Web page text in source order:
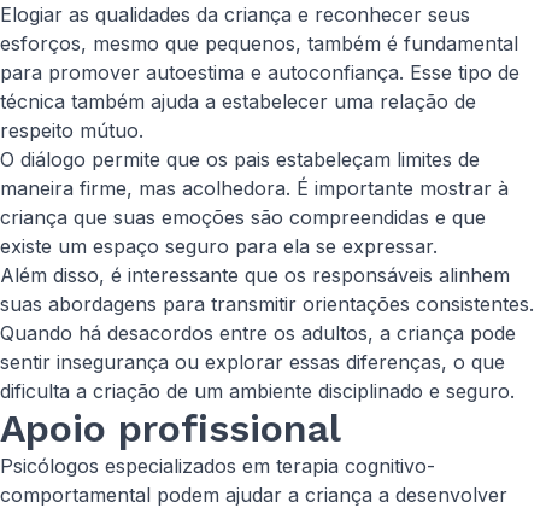
Elogiar as qualidades da criança e reconhecer seus
esforços, mesmo que pequenos, também é fundamental
para promover autoestima e autoconfiança. Esse tipo de
técnica também ajuda a estabelecer uma relação de
respeito mútuo.
O diálogo permite que os pais estabeleçam limites de
maneira firme, mas acolhedora. É importante mostrar à
criança que suas emoções são compreendidas e que
existe um espaço seguro para ela se expressar.
Além disso, é interessante que os responsáveis alinhem
suas abordagens para transmitir orientações consistentes.
Quando há desacordos entre os adultos, a criança pode
sentir insegurança ou explorar essas diferenças, o que
dificulta a criação de um ambiente disciplinado e seguro.
Apoio profissional
Psicólogos especializados em terapia cognitivo-
comportamental podem ajudar a criança a desenvolver